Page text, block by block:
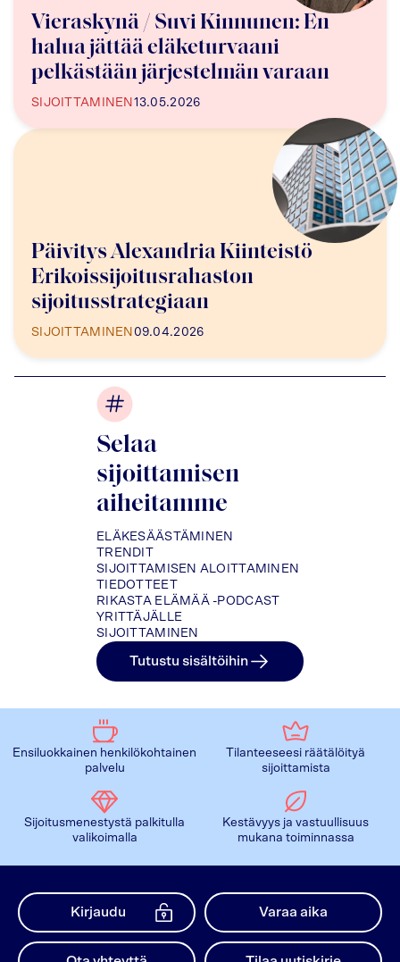
Vieraskynä / Suvi Kinnunen: En
halua jättää eläketurvaani
pelkästään järjestelmän varaan
SIJOITTAMINEN 13.05.2026
Päivitys Alexandria Kiinteistö
Erikoissijoitusrahaston
sijoitusstrategiaan
SIJOITTAMINEN 09.04.2026
Selaa
sijoittamisen
aiheitamme
ELÄKESÄÄSTÄMINEN
TRENDIT
SIJOITTAMISEN ALOITTAMINEN
TIEDOTTEET
RIKASTA ELÄMÄÄ -PODCAST
YRITTÄJÄLLE
SIJOITTAMINEN
Tutustu sisältöihin
Ensiluokkainen henkilökohtainen
palvelu
Tilanteeseesi räätälöityä
sijoittamista
Sijoitusmenestystä palkitulla
valikoimalla
Kestävyys ja vastuullisuus
mukana toiminnassa
Kirjaudu Varaa aika